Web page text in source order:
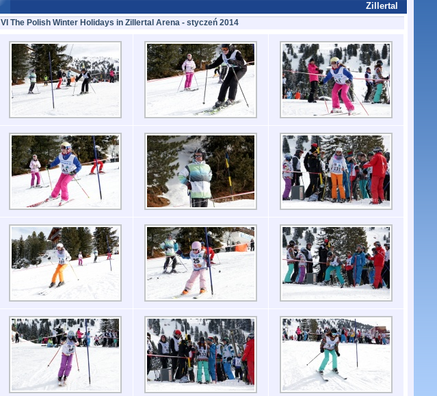
Zillertal
VI The Polish Winter Holidays in Zillertal Arena - styczeń 2014